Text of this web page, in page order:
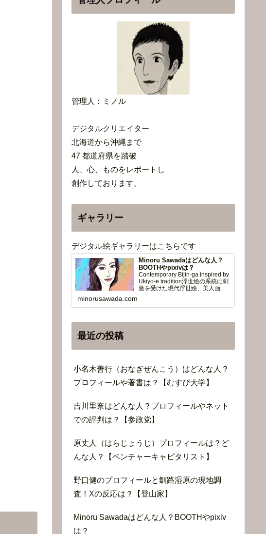
管理人：ミノル
デジタルクリエイター
北海道から沖縄まで
47 都道府県を踏破
人、心、ものをレポートし
創作しております。
ギャラリー
デジタル絵ギャラリーはこちらです
Minoru Sawadaはどんな人？
BOOTHやpixivは？
Contemporary Bijin-ga inspired by
Ukiyo-e tradition浮世絵の系統に刺
激を受けた現代浮世絵、美人画、
minorusawada.com
最近の投稿
小名木善行（おなぎぜんこう）はどんな人？
プロフィールや著書は？【むすび大学】
吉川里奈はどんな人？プロフィールやネット
での評判は？【参政党】
原丈人（はらじょうじ）プロフィールは？ど
んな人？【ベンチャーキャピタリスト】
野口健のプロフィールと釧路湿原の現地調
査！Xの反応は？【登山家】
Minoru Sawadaはどんな人？BOOTHやpixiv
は？